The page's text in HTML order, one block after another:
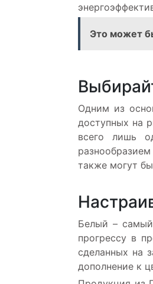
Это может
Одним из
доступных на
всего лишь
также могут
Белый –
прогрессу в
сделанных на
дополнение к